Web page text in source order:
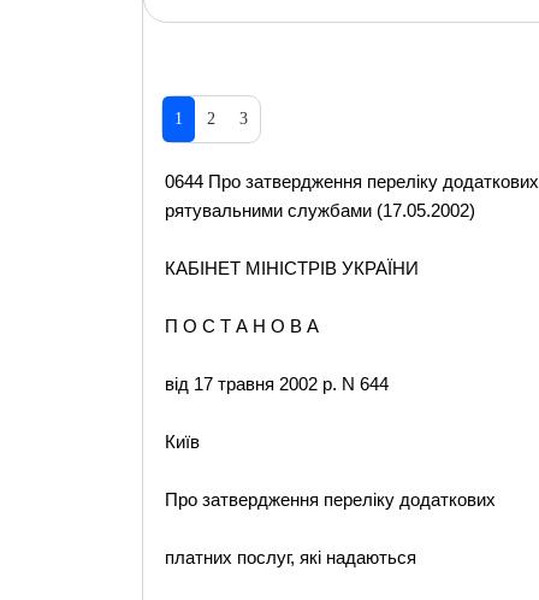
1 2 3
0644 Про затвердження переліку
рятувальними службами (17.05.2002)
КАБІНЕТ МІНІСТРІВ УКРАЇНИ
П О С Т А Н О В А
від 17 травня 2002 р. N 644
Київ
Про затвердження переліку додаткових
платних послуг, які надаються